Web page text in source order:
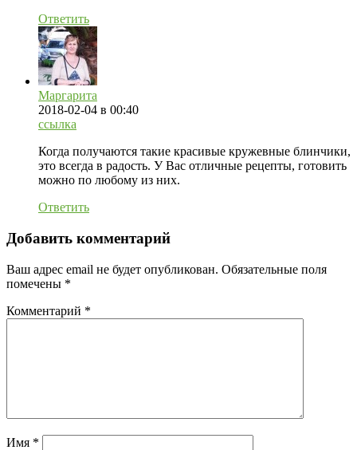
Ответить
Маргарита
2018-02-04 в 00:40
ссылка
Когда получаются такие красивые кружевные блинчики,
это всегда в радость. У Вас отличные рецепты, готовить
можно по любому из них.
Ответить
Добавить комментарий
Ваш адрес email не будет опубликован. Обязательные поля
помечены *
Комментарий *
Имя *